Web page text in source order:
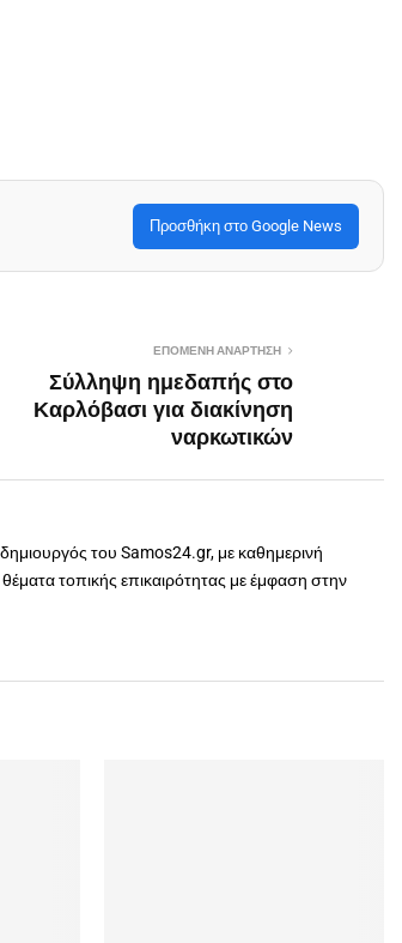
Προσθήκη στο Google News
ΕΠΌΜΕΝΗ ΑΝΆΡΤΗΣΗ
Σύλληψη ημεδαπής στο
Καρλόβασι για διακίνηση
ναρκωτικών
του Samos24.gr, με καθημερινή
τοπικής επικαιρότητας με έμφαση στην